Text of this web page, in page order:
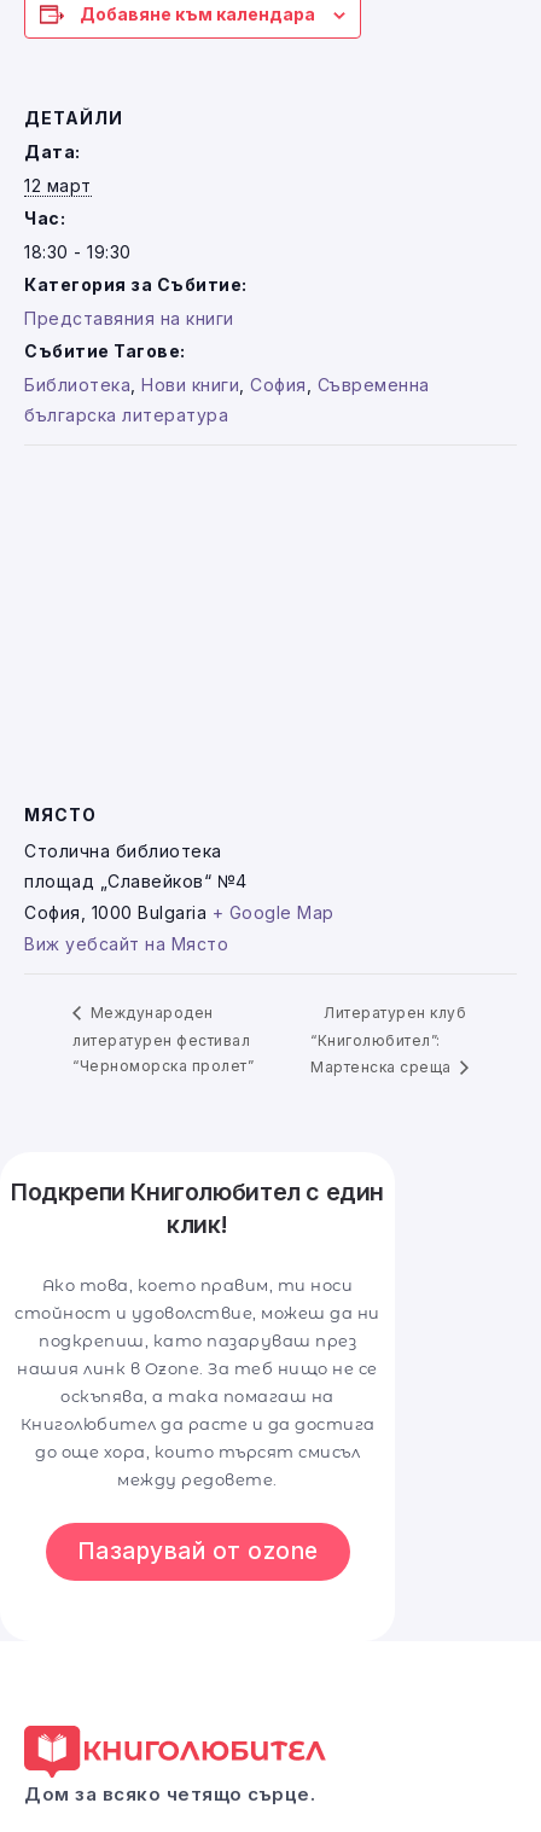
Добавяне към календара
ДЕТАЙЛИ
Дата:
12 март
Час:
18:30 - 19:30
Категория за Събитие:
Представяния на книги
Събитие Тагове:
Библиотека Нови книги София
Съвременна
българска литература
МЯСТО
Столична библиотека
площад „Славейков“ №4
София
1000 Bulgaria + Google Map
Виж уебсайт на Място
Международен
литературен фестивал
“Черноморска пролет”
Литературен клуб
“Книголюбител”:
Мартенска среща
Подкрепи Книголюбител с един
клик!
Ако това, което правим, ти носи
стойност и удоволствие, можеш да ни
подкрепиш, като пазаруваш през
нашия линк в Ozone. За теб нищо не се
оскъпява, а така помагаш на
Книголюбител да расте и да достига
до още хора, които търсят смисъл
между редовете.
Пазарувай от ozone
Дом за всяко четящо сърце.